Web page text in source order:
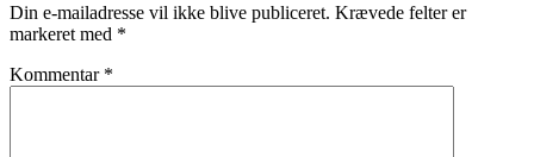
Din e-mailadresse vil ikke blive publiceret. Krævede felter er
markeret med *
Kommentar *